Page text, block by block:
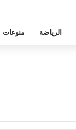
الرياضة منوعات